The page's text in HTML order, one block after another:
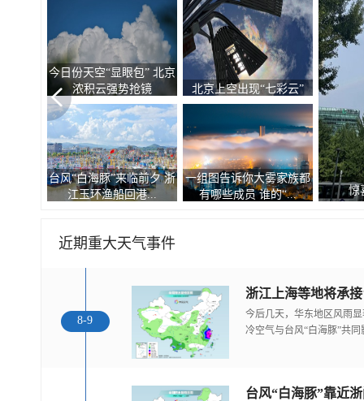
今日份天空“显眼包” 北京
浓积云强势抢镜
北京上空出现“七彩云”
台风“白海豚”来临前夕 浙
江玉环渔船回港...
一组图告诉你大雾家族都
有哪些成员 谁的“...
惊
近期重大天气事件
8-9
浙江上海等地将承
今后几天，华东地区风雨
冷空气与台风“白海豚”共
台风“白海豚”靠近